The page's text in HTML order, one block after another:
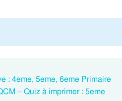
: 4eme, 5eme, 6eme Primaire
– Quiz à imprimer : 5eme